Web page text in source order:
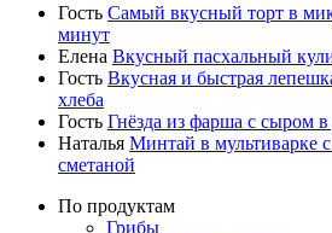
Гость Самый вкусный торт в
минут
Елена Вкусный пасхальный
Гость Вкусная и быстрая
хлеба
Гость Гнёзда из фарша с сыром в
Наталья Минтай в мультиварке
сметаной
По продуктам
Грибы